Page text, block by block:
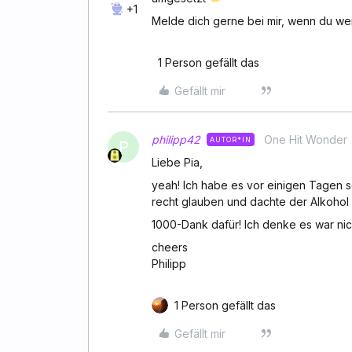
+1
Melde dich gerne bei mir, wenn du
1 Person gefällt das
Gefällt mir
P philipp42 AUTOR*IN
One Hit Wonder
Liebe Pia,
yeah! Ich habe es vor einigen Tagen
recht glauben und dachte der
1000-Dank dafür! Ich denke es war
cheers
Philipp
1 Person gefällt das
Gefällt mir